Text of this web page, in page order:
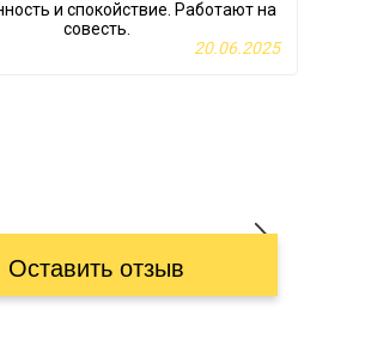
и спокойствие. Работают на
совесть.
20.06.2025
Оставить отзыв